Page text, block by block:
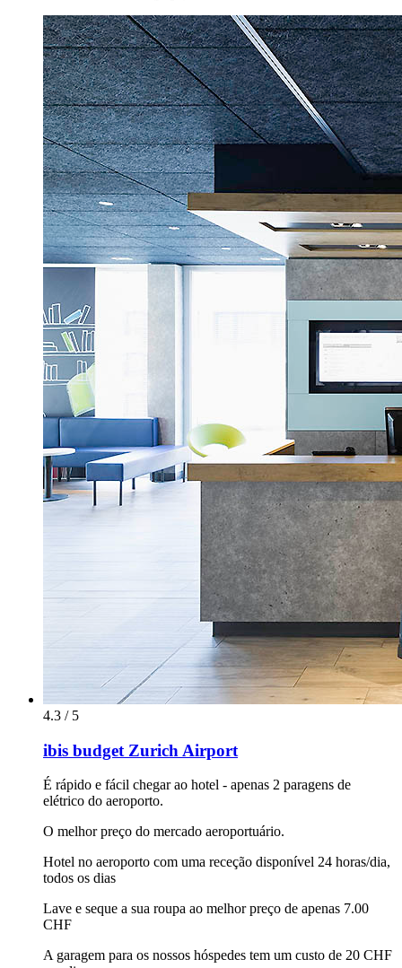
4.3 / 5
ibis budget Zurich Airport
É rápido e fácil chegar ao hotel - apenas 2 paragens de
elétrico do aeroporto.
O melhor preço do mercado aeroportuário.
Hotel no aeroporto com uma receção disponível 24 horas/dia,
todos os dias
Lave e seque a sua roupa ao melhor preço de apenas 7.00
CHF
A garagem para os nossos hóspedes tem um custo de 20 CHF